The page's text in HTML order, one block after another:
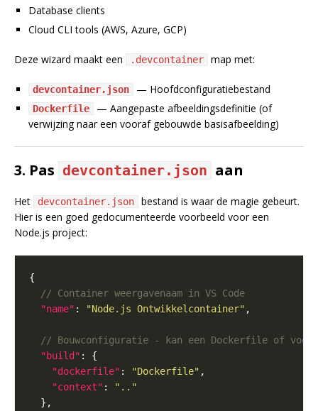
Database clients
Cloud CLI tools (AWS, Azure, GCP)
Deze wizard maakt een .devcontainer map met:
devcontainer.json — Hoofdconfiguratiebestand
Dockerfile
— Aangepaste afbeeldingsdefinitie (of
verwijzing naar een vooraf gebouwde basisafbeelding)
3. Pas devcontainer.json aan
Het devcontainer.json
bestand is waar de magie gebeurt.
Hier is een goed gedocumenteerde voorbeeld voor een
Node.js project:
"name" : "Node.js Ontwikkelcontainer"
"build"
"dockerfile" : "Dockerfile"
"context" :
".."